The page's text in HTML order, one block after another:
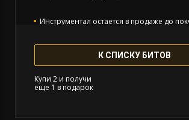
Инструментал остается в продаже до
Все права на инструментал сохраняются
К СПИСКУ БИТОВ
Купи 2 и получи
еще 1 в подарок